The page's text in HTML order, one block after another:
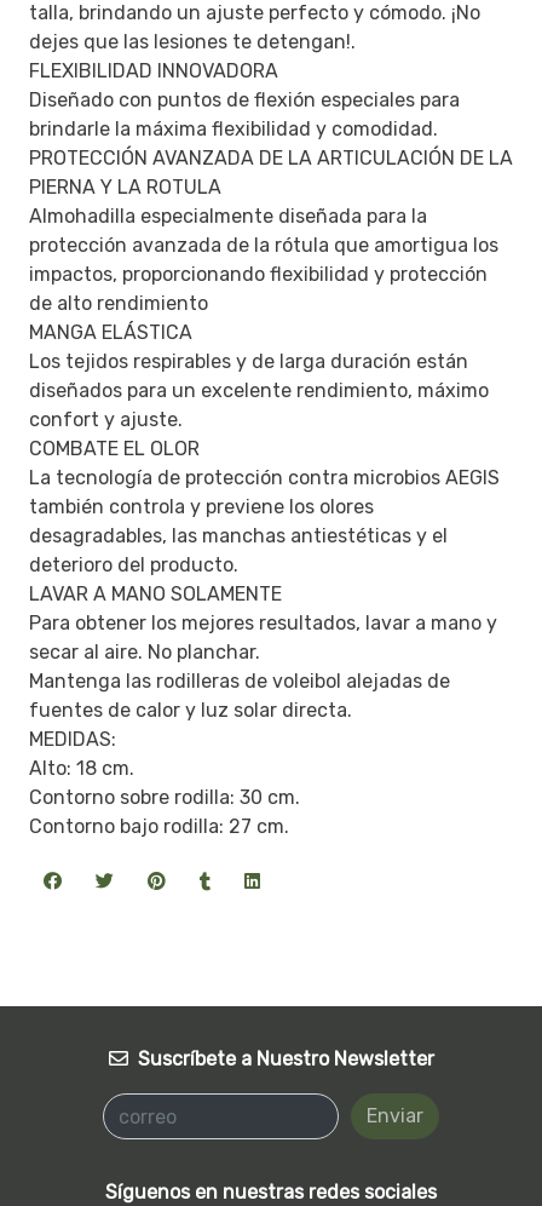
talla, brindando un ajuste perfecto y cómodo. ¡No
dejes que las lesiones te detengan!.
FLEXIBILIDAD INNOVADORA
Diseñado con puntos de flexión especiales para
brindarle la máxima flexibilidad y comodidad.
PROTECCIÓN AVANZADA DE LA ARTICULACIÓN DE LA
PIERNA Y LA ROTULA
Almohadilla especialmente diseñada para la
protección avanzada de la rótula que amortigua los
impactos, proporcionando flexibilidad y protección
de alto rendimiento
MANGA ELÁSTICA
Los tejidos respirables y de larga duración están
diseñados para un excelente rendimiento, máximo
confort y ajuste.
COMBATE EL OLOR
La tecnología de protección contra microbios AEGIS
también controla y previene los olores
desagradables, las manchas antiestéticas y el
deterioro del producto.
LAVAR A MANO SOLAMENTE
Para obtener los mejores resultados, lavar a mano y
secar al aire. No planchar.
Mantenga las rodilleras de voleibol alejadas de
fuentes de calor y luz solar directa.
MEDIDAS:
Alto: 18 cm.
Contorno sobre rodilla: 30 cm.
Contorno bajo rodilla: 27 cm.
Suscríbete a Nuestro Newsletter
Enviar
Síguenos en nuestras redes sociales